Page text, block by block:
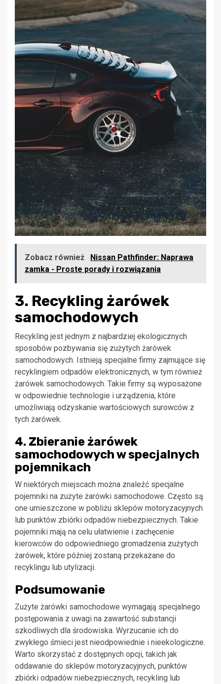
Zobacz również
Nissan Pathfinder: Naprawa
zamka - Proste porady i rozwiązania
3. Recykling żarówek
samochodowych
Recykling jest jednym z najbardziej ekologicznych
sposobów pozbywania się zużytych żarówek
samochodowych. Istnieją specjalne firmy zajmujące się
recyklingiem odpadów elektronicznych, w tym również
żarówek samochodowych. Takie firmy są wyposażone
w odpowiednie technologie i urządzenia, które
umożliwiają odzyskanie wartościowych surowców z
tych żarówek.
4. Zbieranie żarówek
samochodowych w specjalnych
pojemnikach
W niektórych miejscach można znaleźć specjalne
pojemniki na zużyte żarówki samochodowe. Często są
one umieszczone w pobliżu sklepów motoryzacyjnych
lub punktów zbiórki odpadów niebezpiecznych. Takie
pojemniki mają na celu ułatwienie i zachęcenie
kierowców do odpowiedniego gromadzenia zużytych
żarówek, które później zostaną przekazane do
recyklingu lub utylizacji.
Podsumowanie
Zużyte żarówki samochodowe wymagają specjalnego
postępowania z uwagi na zawartość substancji
szkodliwych dla środowiska. Wyrzucanie ich do
zwykłego śmieci jest nieodpowiednie i nieekologiczne.
Warto skorzystać z dostępnych opcji, takich jak
oddawanie do sklepów motoryzacyjnych, punktów
zbiórki odpadów niebezpiecznych, recykling lub